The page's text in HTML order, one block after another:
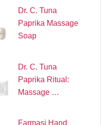
Dr. C. Tuna
Paprika Massage
Soap
Dr. C. Tuna
Paprika Ritual:
Massage …
Farmasi Hand